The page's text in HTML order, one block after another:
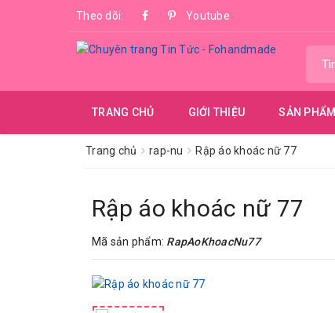
Theo dõi: Youtube
TRANG CHỦ GIỚI THIỆU SẢN PHẨM
Trang chủ rap-nu Rập áo khoác nữ 77
Rập áo khoác nữ 77
Mã sản phẩm: RapAoKhoacNu77